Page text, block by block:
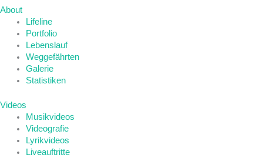
About
Lifeline
Portfolio
Lebenslauf
Weggefährten
Galerie
Statistiken
Videos
Musikvideos
Videografie
Lyrikvideos
Liveauftritte